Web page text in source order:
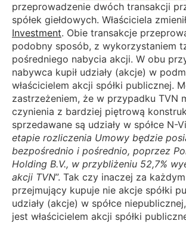
przeprowadzenie dwóch transakcji
spółek giełdowych. Właściciela
Investment. Obie transakcje
podobny sposób, z wykorzystaniem
pośredniego nabycia akcji. W obu
nabywca kupił udziały (akcje) w
właścicielem akcji spółki publicznej.
zastrzeżeniem, że w przypadku TVN
czynienia z bardziej piętrową
sprzedawane są udziały w spółce N-
etapie rozliczenia Umowy będzie
bezpośrednio i pośrednio, poprzez
Holding B.V., w przybliżeniu 52,7%
akcji TVN”. Tak czy inaczej za
przejmujący kupuje nie akcje spółki
udziały (akcje) w spółce
jest właścicielem akcji spółki